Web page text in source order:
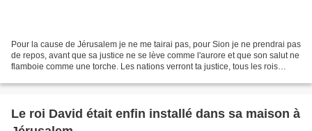
Pour la cause de Jérusalem je ne me tairai pas, pour Sion je ne prendrai pas
de repos, avant que sa justice ne se lève comme l'aurore et que son salut ne
flamboie comme une torche. Les nations verront ta justice, tous les rois
Le roi David était enfin installé dans sa maison à